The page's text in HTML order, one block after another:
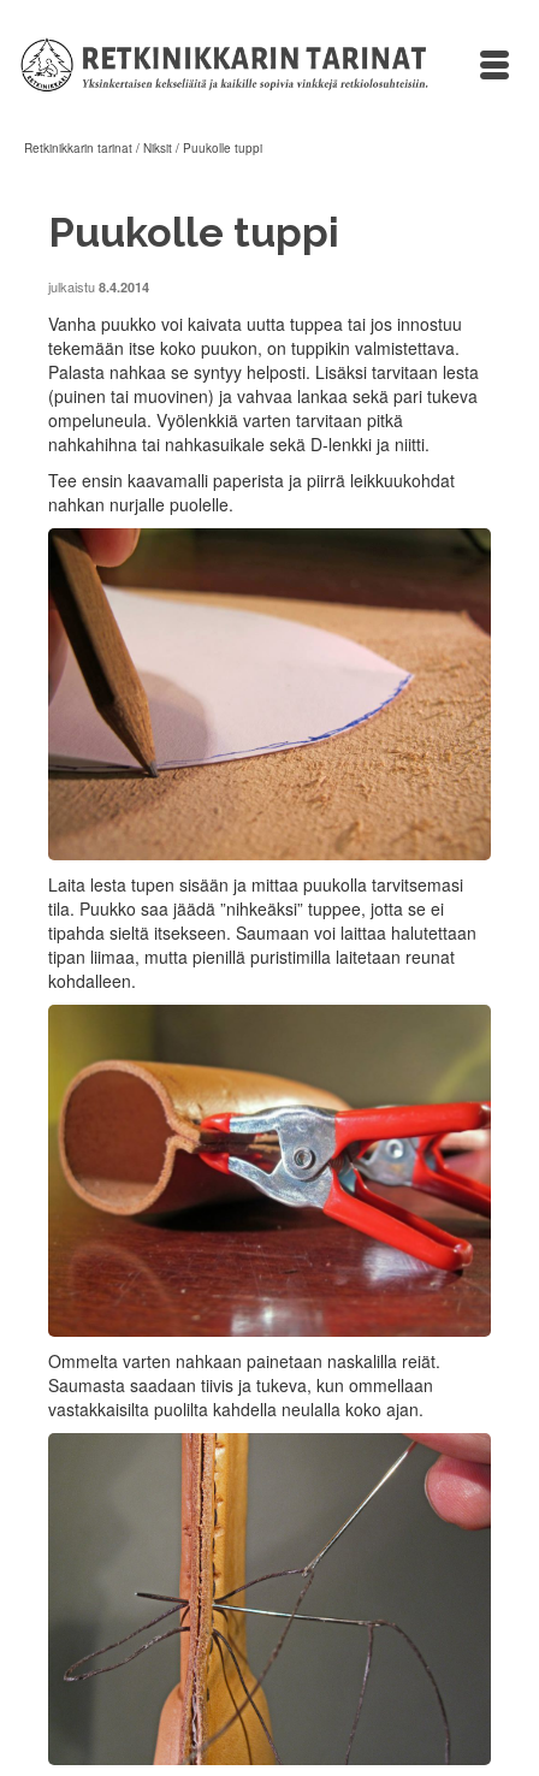
Retkinikkarin tarinat / Niksit / Puukolle tuppi
Puukolle tuppi
julkaistu 8.4.2014
Vanha puukko voi kaivata uutta tuppea tai jos innostuu
tekemään itse koko puukon, on tuppikin valmistettava.
Palasta nahkaa se syntyy helposti. Lisäksi tarvitaan lesta
(puinen tai muovinen) ja vahvaa lankaa sekä pari tukeva
ompeluneula. Vyölenkkiä varten tarvitaan pitkä
nahkahihna tai nahkasuikale sekä D-lenkki ja niitti.
Tee ensin kaavamalli paperista ja piirrä leikkuukohdat
nahkan nurjalle puolelle.
Laita lesta tupen sisään ja mittaa puukolla tarvitsemasi
tila. Puukko saa jäädä ”nihkeäksi” tuppee, jotta se ei
tipahda sieltä itsekseen. Saumaan voi laittaa halutettaan
tipan liimaa, mutta pienillä puristimilla laitetaan reunat
kohdalleen.
Ommelta varten nahkaan painetaan naskalilla reiät.
Saumasta saadaan tiivis ja tukeva, kun ommellaan
vastakkaisilta puolilta kahdella neulalla koko ajan.